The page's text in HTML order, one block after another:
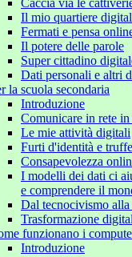
Caccia via le
Il mio quartiere
Fermati e pensa
Il potere delle parole
Super cittadino
Dati personali e altri
la scuola secondaria
Introduzione
Comunicare in rete
Le mie attività digitali
Furti d'identità e
Consapevolezza
I modelli dei dati ci
e comprendere il
Dal tecnocivismo
Trasformazione
funzionano i
Introduzione